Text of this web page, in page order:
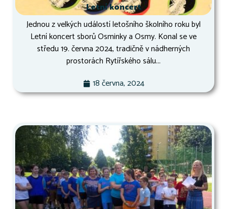
Letní koncert
Jednou z velkých událostí letošního školního roku byl
Letní koncert sborů Osminky a Osmy. Konal se ve
středu 19. června 2024, tradičně v nádherných
prostorách Rytířského sálu...
18 června, 2024